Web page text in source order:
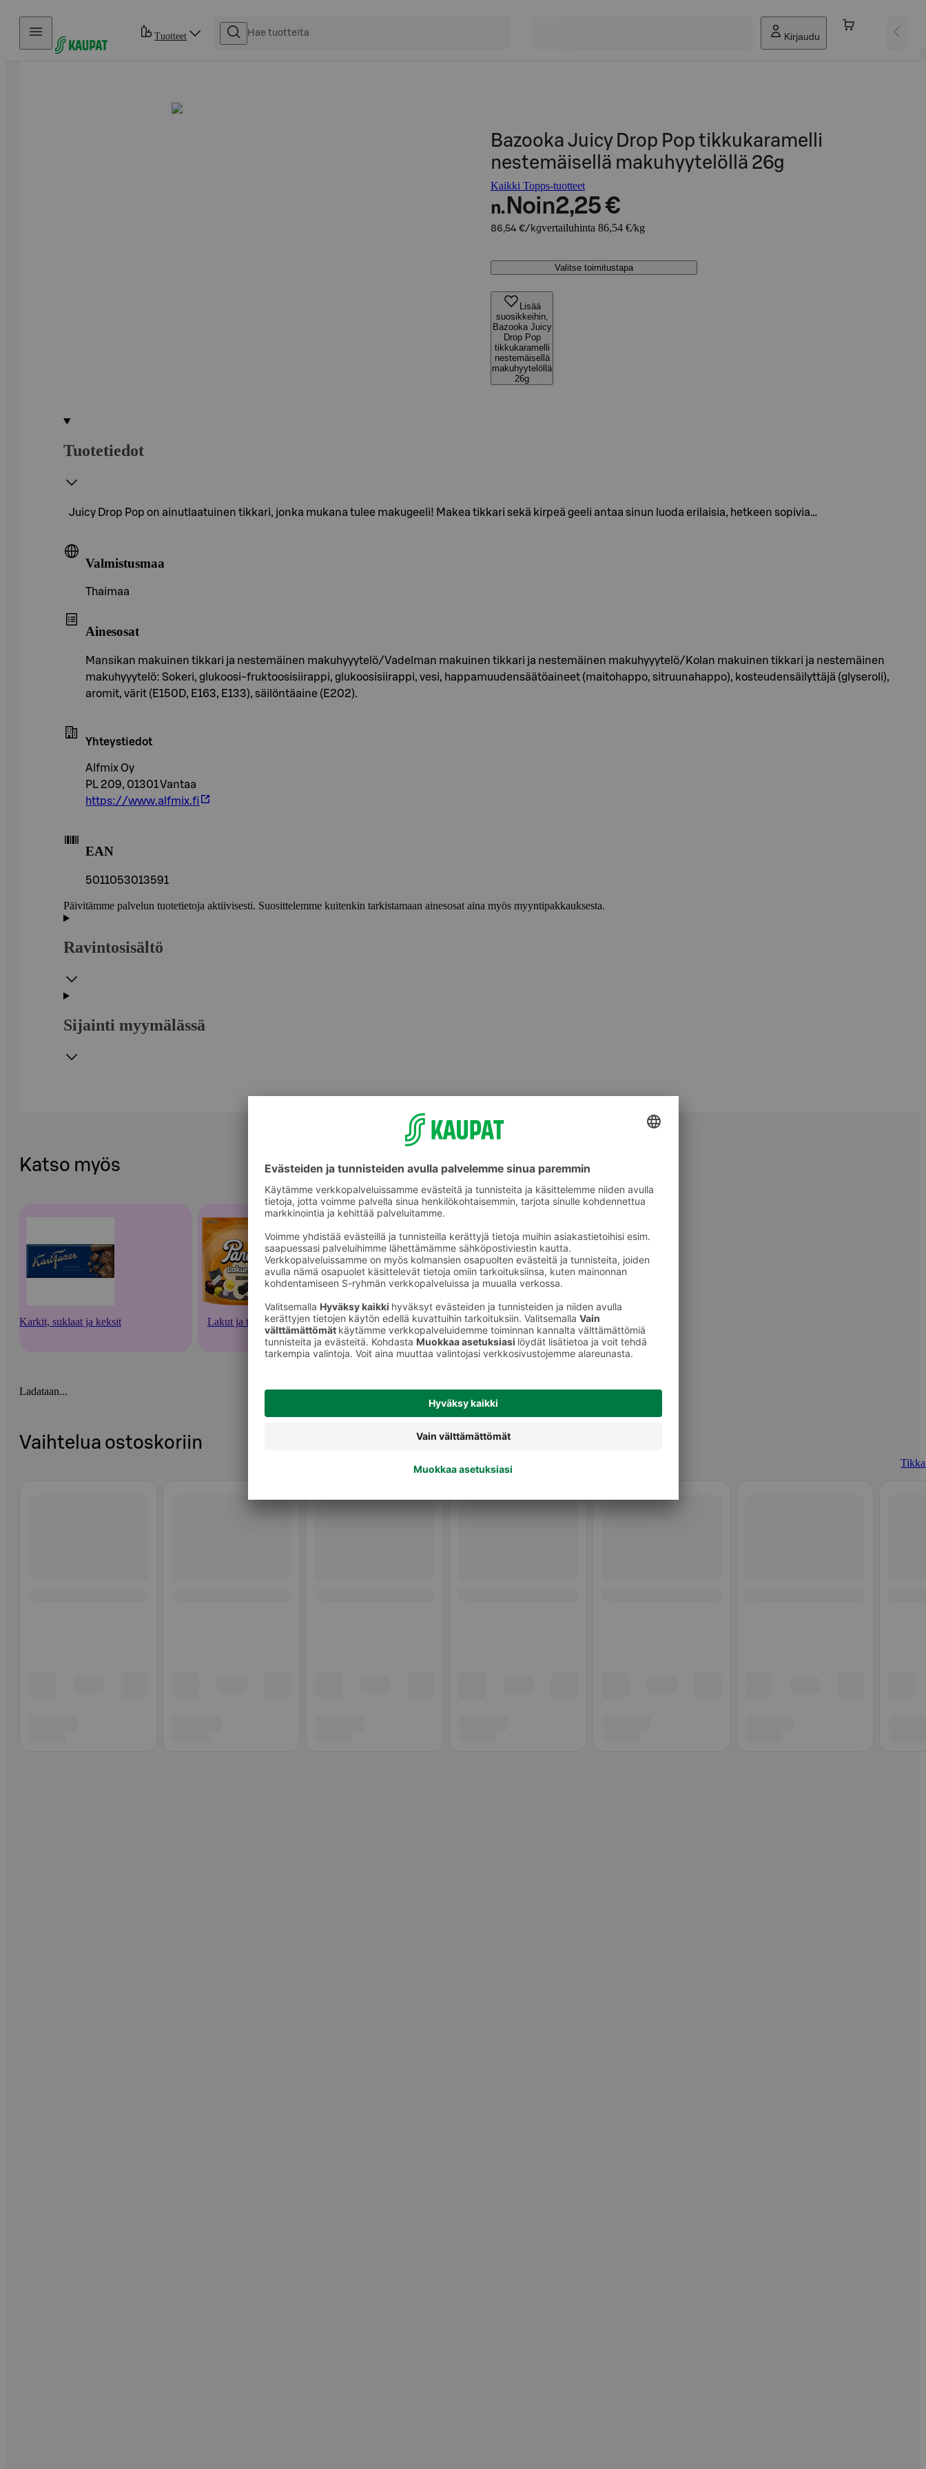
Hyppää sisältöön
Tuotteet Kirjaudu
Bazooka Juicy Drop Pop tikkukaramelli
nestemäisellä makuhyytelöllä 26g
Kaikki Topps-tuotteet
n. Noin2,25 €
86,54 €/kgvertailuhinta 86,54 €/kg
Valitse toimitustapa
Lisää
suosikkeihin,
Bazooka Juicy
Drop Pop
tikkukaramelli
nestemäisellä
makuhyytelöllä
26g
Tuotetiedot
Juicy Drop Pop on ainutlaatuinen tikkari, jonka mukana tulee makugeeli! Makea tikkari sekä kirpeä geeli antaa sinun luoda erilaisia, hetkeen sopivia…
Valmistusmaa
Thaimaa
Ainesosat
Mansikan makuinen tikkari ja nestemäinen makuhyyytelö/Vadelman makuinen tikkari ja nestemäinen makuhyyytelö/Kolan makuinen tikkari ja nestemäinen
makuhyyytelö: Sokeri, glukoosi-fruktoosisiirappi, glukoosisiirappi, vesi, happamuudensäätöaineet (maitohappo, sitruunahappo), kosteudensäilyttäjä (glyseroli),
aromit, värit (E150D, E163, E133), säilöntäaine (E202).
Yhteystiedot
Alfmix Oy
PL 209, 01301 Vantaa
https://www.alfmix.fi
EAN
5011053013591
Päivitämme palvelun tuotetietoja aktiivisesti. Suosittelemme kuitenkin tarkistamaan ainesosat aina myös myyntipakkauksesta.
Ravintosisältö
Sijainti myymälässä
Katso myös
Karkit, suklaat ja keksit Lakut ja tikkarit Tikkarit
Ladataan...
Vaihtelua ostoskoriin